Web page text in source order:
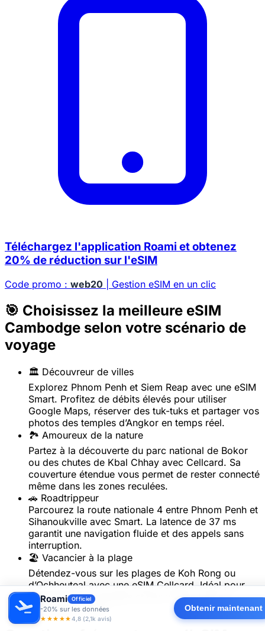
Téléchargez l'application Roami et obtenez
20% de réduction sur l'eSIM
Code promo : web20 | Gestion eSIM en un clic
🎯 Choisissez la meilleure eSIM
Cambodge selon votre scénario de
voyage
🏛️ Découvreur de villes
Explorez Phnom Penh et Siem Reap avec une eSIM
Smart. Profitez de débits élevés pour utiliser
Google Maps, réserver des tuk-tuks et partager vos
photos des temples d’Angkor en temps réel.
🏞️ Amoureux de la nature
Partez à la découverte du parc national de Bokor
ou des chutes de Kbal Chhay avec Cellcard. Sa
couverture étendue vous permet de rester connecté
même dans les zones reculées.
🚗 Roadtrippeur
Parcourez la route nationale 4 entre Phnom Penh et
Sihanoukville avec Smart. La latence de 37 ms
garantit une navigation fluide et des appels sans
interruption.
🏖️ Vacancier à la plage
Détendez-vous sur les plages de Koh Rong ou
d’Ochheuteal avec une eSIM Cellcard. Idéal pour
streamer de la musique et des vidéos tout en
profitant du soleil.
Roami Officiel
-20% sur les données
★★★★★4,8 (2,1k avis)
Obtenir maintenant